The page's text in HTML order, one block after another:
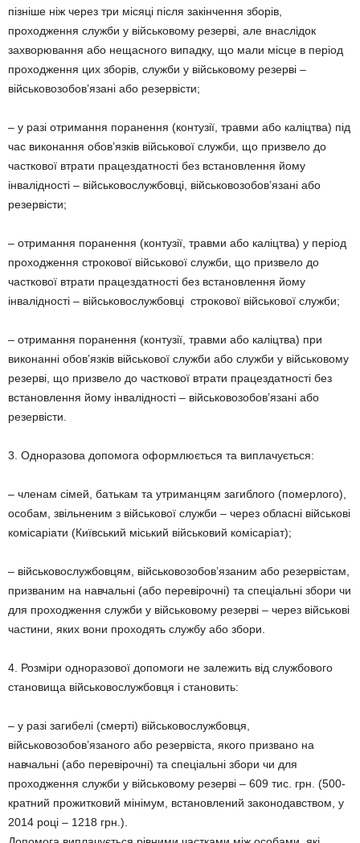
пізніше ніж через три місяці після закінчення зборів,
проходження служби у військовому резерві, але внаслідок
захворювання або нещасного випадку, що мали місце в період
проходження цих зборів, служби у військовому резерві –
військовозобов’язані або резервісти;
– у разі отримання поранення (контузії, травми або каліцтва) під
час виконання обов’язків військової служби, що призвело до
часткової втрати працездатності без встановлення йому
інвалідності – військовослужбовці, військовозобов’язані або
резервісти;
– отримання поранення (контузії, травми або каліцтва) у період
проходження строкової військової служби, що призвело до
часткової втрати працездатності без встановлення йому
інвалідності – військовослужбовці строкової військової служби;
– отримання поранення (контузії, травми або каліцтва) при
виконанні обов’язків військової служби або служби у військовому
резерві, що призвело до часткової втрати працездатності без
встановлення йому інвалідності – військовозобов’язані або
резервісти.
3. Одноразова допомога оформлюється та виплачується:
– членам сімей, батькам та утриманцям загиблого (померлого),
особам, звільненим з військової служби – через обласні військові
комісаріати (Київський міський військовий комісаріат);
– військовослужбовцям, військовозобов’язаним або резервістам,
призваним на навчальні (або перевірочні) та спеціальні збори чи
для проходження служби у військовому резерві – через військові
частини, яких вони проходять службу або збори.
4. Розміри одноразової допомоги не залежить від службового
становища військовослужбовця і становить:
– у разі загибелі (смерті) військовослужбовця,
військовозобов’язаного або резервіста, якого призвано на
навчальні (або перевірочні) та спеціальні збори чи для
проходження служби у військовому резерві – 609 тис. грн. (500-
кратний прожитковий мінімум, встановлений законодавством, у
2014 році – 1218 грн.).